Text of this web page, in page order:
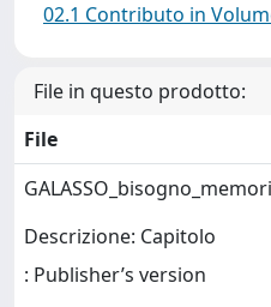
02.1 Contributo in
File in questo prodotto:
File
Descrizione: Capitolo
: Publisher’s version